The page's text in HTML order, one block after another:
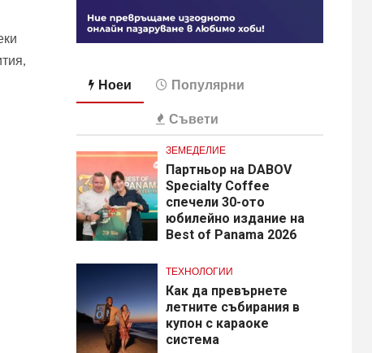
Ноеи Популярни
Съвети
ЗЕМЕДЕЛИЕ
Партньор на DABOV
Specialty Coffee
спечели 30-ото
юбилейно издание на
Best of Panama 2026
ТЕХНОЛОГИИ
Как да превърнете
летните събирания в
купон с караоке
система